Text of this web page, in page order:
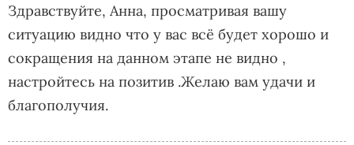
Здравствуйте, Анна, просматривая вашу
ситуацию видно что у вас всё будет хорошо и
сокращения на данном этапе не видно ,
настройтесь на позитив .Желаю вам удачи и
благополучия.